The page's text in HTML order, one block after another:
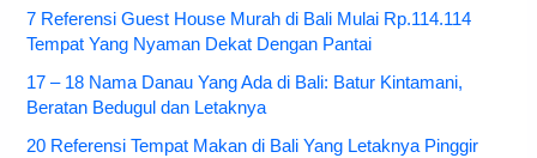
7 Referensi Guest House Murah di Bali Mulai Rp.114.114
Tempat Yang Nyaman Dekat Dengan Pantai
17 – 18 Nama Danau Yang Ada di Bali: Batur Kintamani,
Beratan Bedugul dan Letaknya
20 Referensi Tempat Makan di Bali Yang Letaknya Pinggir